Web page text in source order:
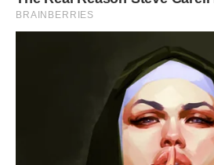
Прадідова хата…
Чи щаслива вона тут, у своїй, на
окрім… Окрім чого?.. Окрім чогось
душі ті самі крила?.. Крила, яких їй
Ніхто не розумів Вероніку, ні
повірила циганці, повірила
чорноокої жінки. Потрібним